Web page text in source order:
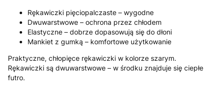
Rękawiczki pięciopalczaste – wygodne
Dwuwarstwowe – ochrona przez chłodem
Elastyczne – dobrze dopasowują się do dłoni
Mankiet z gumką – komfortowe użytkowanie
Praktyczne, chłopięce rękawiczki w kolorze szarym.
Rękawiczki są dwuwarstwowe – w środku znajduje się ciepłe
futro.